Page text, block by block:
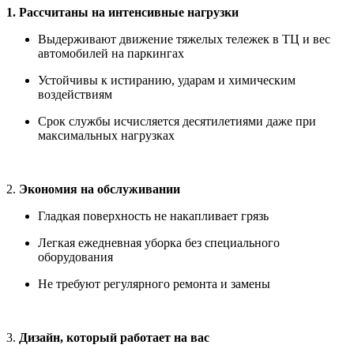
1. Рассчитаны на интенсивные нагрузки
Выдерживают движение тяжелых тележек в ТЦ и вес
автомобилей на паркингах
Устойчивы к истиранию, ударам и химическим
воздействиям
Срок службы исчисляется десятилетиями даже при
максимальных нагрузках
2. Экономия на обслуживании
Гладкая поверхность не накапливает грязь
Легкая ежедневная уборка без специального
оборудования
Не требуют регулярного ремонта и замены
3. Дизайн, который работает на вас